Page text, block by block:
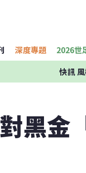
深度專題 2026世
快訊
黑金